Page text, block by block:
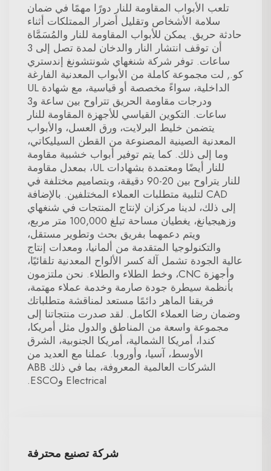
تلعب الأبواب المقاومة للنار دورًا مهمًا في ضمان
سلامة الأشخاص وتقليل أضرار الممتلكات أثناء
حادثة حريق. يمكن للأبواب المقاومة للنار والمُسَمَّاة
أن توقف انتشار النار والدخان لمدة تصل إلى 3
ساعات. توفر شركة شنغهاي شونتشونغ إندستري
كو., لت مجموعة كاملة من الأبواب المعدنية الفارغة
الداخلية، سواءً مخصصة أو قياسية، مع شهادة UL
ودرجات مقاومة الحريق تتراوح بين ساعة و3
ساعات. التكوين القياسي للأجهزة المقاومة للنار
يتضمن خليط البرلايت، ورق العسل، والأبواب
المعدنية الصينية المصنوعة من القطن السيليكاتي،
وما إلى ذلك. كما يتم توفير أبواب خشبية مقاومة
للنار أيضًا ومعتمدة بشهادات UL، بمعدل مقاومة
للنار يتراوح بين 20-90 دقيقة، وبتصاميم مختلفة في
CAD لتلبية متطلبات العملاء المختلفين. بالإضافة
إلى ذلك، لدينا مركزان لإنتاج المنتجات في شنغهاي
وزهيجيانغ، يغطيان مساحة تبلغ 100,000 متر مربع،
ويتم دعمهما بفريق بحث وتطوير مستقل،
والتكنولوجيا المتقدمة من ألمانيا، ومعدات إنتاج
عالية الجودة تشمل آلة كسر الألواح المعدنية تلقائيًا،
وأجهزة CNC، وخط الطلاء والطلاء. نحن ملتزمون
بأنظمة سيطرة جودة صارمة وخدمة عملاء مهتمة،
فريقنا الماهر دائمًا مستعد لمناقشة متطلباتك
وضمان رضا العملاء الكامل. لقد صدرت منتجاتنا إلى
مجموعة واسعة من المناطق والدول مثل أمريكا،
كندا، أمريكا الشمالية، أمريكا الجنوبية، الشرق
الأوسط، آسيا، وأوروبا. عملنا مع العديد من
الشركات العالمية المعروفة، بما في ذلك ABB
Electrical وESCO.
شركة تصنيع محترفة